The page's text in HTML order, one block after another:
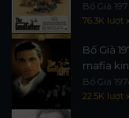
Bố Già
76.3K lượt
Bố Già
mafia
Bố Già
22.5K lượt